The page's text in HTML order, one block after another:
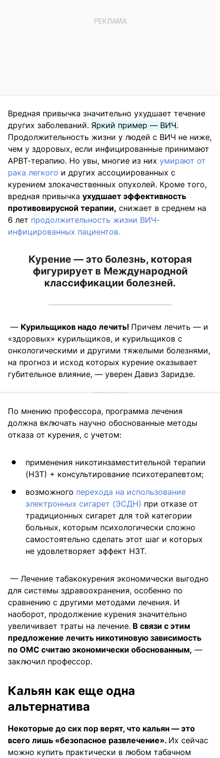
Вредная привычка значительно ухудшает течение
других заболеваний. Яркий пример — ВИЧ.
Продолжительность жизни у людей с ВИЧ не ниже,
чем у здоровых, если инфицированные принимают
АРВТ-терапию. Но увы, многие из них умирают от
рака легкого и других ассоциированных с
курением злокачественных опухолей. Кроме того,
вредная привычка ухудшает эффективность
противовирусной терапии, снижает в среднем на
6 лет продолжительность жизни ВИЧ-
инфицированных пациентов.
Курение — это болезнь, которая
фигурирует в Международной
классификации болезней.
— Курильщиков надо лечить! Причем лечить — и
«здоровых» курильщиков, и курильщиков с
онкологическими и другими тяжелыми болезнями,
на прогноз и исход которых курение оказывает
губительное влияние, — уверен Давиз Заридзе.
По мнению профессора, программа лечения
должна включать научно обоснованные методы
отказа от курения, с учетом:
применения никотинзаместительной терапии
(НЗТ) + консультирование психотерапевтом;
возможного перехода на использование
электронных сигарет (ЭСДН) при отказе от
традиционных сигарет для той категории
больных, которым психологически сложно
самостоятельно сделать этот шаг и которых
не удовлетворяет эффект НЗТ.
— Лечение табакокурения экономически выгодно
для системы здравоохранения, особенно по
сравнению с другими методами лечения. И
наоборот, продолжение курения значительно
увеличивает траты на лечение. В связи с этим
предложение лечить никотиновую зависимость
по ОМС считаю экономически обоснованным, —
заключил профессор.
Кальян как еще одна
альтернатива
Некоторые до сих пор верят, что кальян — это
всего лишь «безопасное развлечение». Их сейчас
можно купить практически в любом табачном